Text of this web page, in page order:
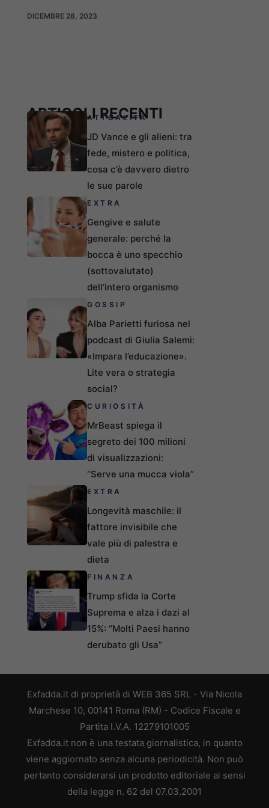
DICEMBRE 28, 2023
ARTICOLI RECENTI
ATTUALITÀ
JD Vance e gli alieni: tra
fede, mistero e politica,
cosa c’è davvero dietro
le sue parole
EXTRA
Gengive e salute
generale: perché la
bocca è uno specchio
(sottovalutato)
dell’intero organismo
GOSSIP
Alba Parietti furiosa nel
podcast di Giulia Salemi:
«Impara l’educazione».
Lite vera o strategia
social?
CURIOSITÀ
MrBeast spiega il
segreto dei 100 milioni
di visualizzazioni:
“Serve una mucca viola”
EXTRA
Longevità maschile: il
fattore invisibile che
vale più di palestra e
dieta
FINANZA
Trump sfida la Corte
Suprema e alza i dazi al
15%: “Molti Paesi hanno
derubato gli Usa”
Exfadda.it di proprietà di WEB 365 SRL - Via Nicola
Marchese 10, 00141 Roma (RM) - Codice Fiscale e
Partita I.V.A. 12279101005
Exfadda.it non è una testata giornalistica, in quanto
viene aggiornato senza alcuna periodicità. Non può
pertanto considerarsi un prodotto editoriale ai sensi
della legge n. 62 del 07.03.2001